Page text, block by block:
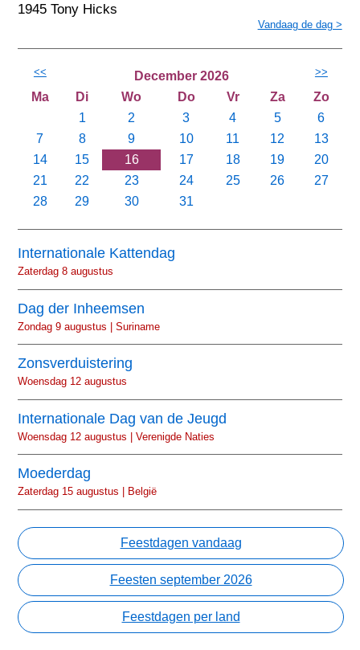
1945 Tony Hicks
Vandaag de dag >
<< December 2026 >>
Ma Di Wo Do Vr Za
Zo
1
2 3 4 5
6
7
8 9 10 11 12
13
14
15 16 17 18 19
20
21
22 23 24 25 26
27
28
29 30 31
Internationale Kattendag
Zaterdag 8 augustus
Dag der Inheemsen
Zondag 9 augustus | Suriname
Zonsverduistering
Woensdag 12 augustus
Internationale Dag van de Jeugd
Woensdag 12 augustus | Verenigde Naties
Moederdag
Zaterdag 15 augustus | België
Feestdagen vandaag
Feesten september 2026
Feestdagen per land